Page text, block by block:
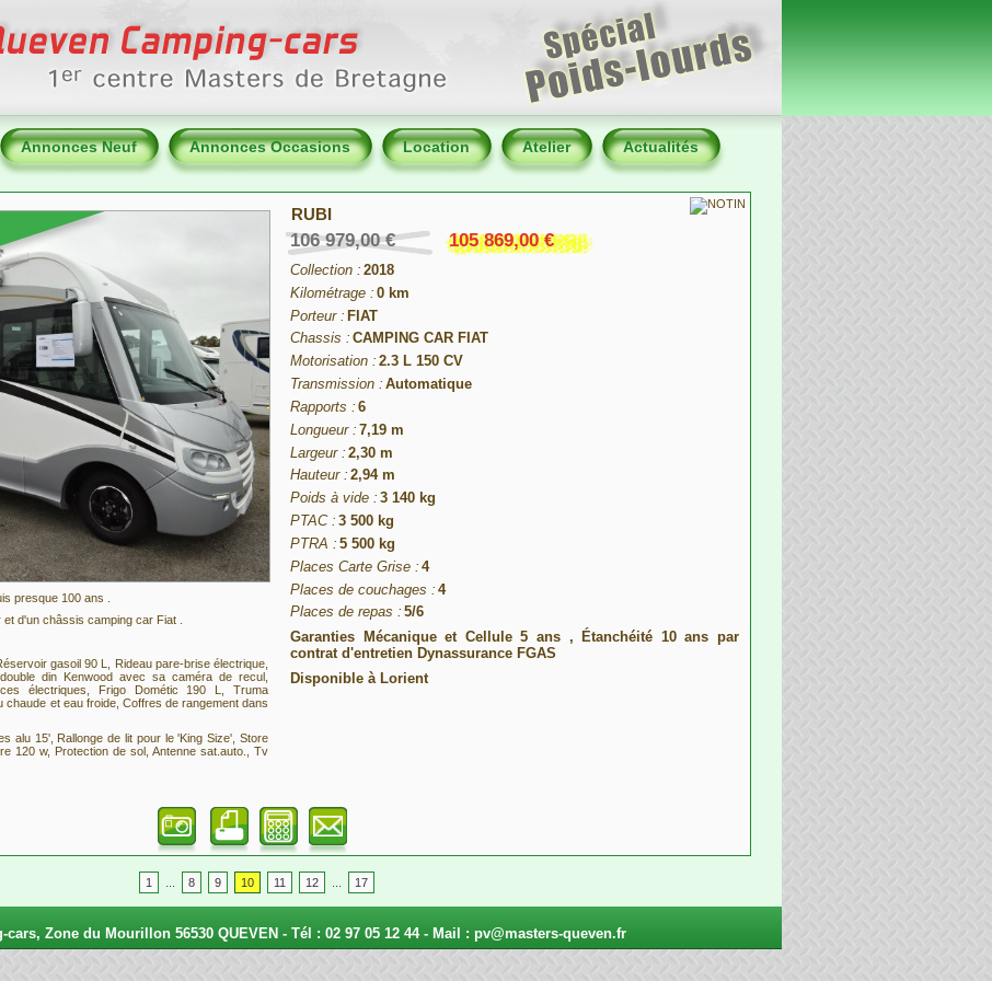
Annonces Neuf Annonces Occasions Location Atelier Actualités
presque 100 ans .
d'un châssis camping car Fiat .
gasoil 90 L, Rideau pare-brise électrique,
din Kenwood avec sa caméra de recul,
électriques, Frigo Dométic 190 L, Truma
chaude et eau froide, Coffres de rangement dans
alu 15', Rallonge de lit pour le 'King Size', Store
120 w, Protection de sol, Antenne sat.auto., Tv
RUBI
106 979,00 € 105 869,00 €
Collection : 2018
Kilométrage : 0 km
Porteur : FIAT
Chassis : CAMPING CAR FIAT
Motorisation : 2.3 L 150 CV
Transmission : Automatique
Rapports : 6
Longueur : 7,19 m
Largeur : 2,30 m
Hauteur : 2,94 m
Poids à vide : 3 140 kg
PTAC : 3 500 kg
PTRA : 5 500 kg
Places Carte Grise : 4
Places de couchages : 4
Places de repas : 5/6
Garanties Mécanique et Cellule 5 ans , Étanchéité 10 ans par
contrat d'entretien Dynassurance FGAS
Disponible à Lorient
1 8 9 10 11 12 17
cars, Zone du Mourillon 56530 QUEVEN - Tél : 02 97 05 12 44 - Mail : pv@masters-queven.fr